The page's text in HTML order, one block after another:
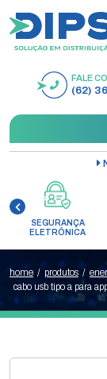
FALE
(62)
SEGURANÇA
ELETRÔNICA
home / produtos /
cabo usb tipo a para